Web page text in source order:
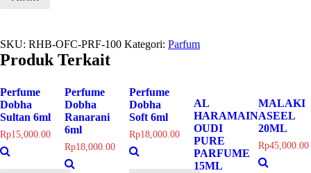
SKU: RHB-OFC-PRF-100 Kategori: Parfum
Produk Terkait
Perfume
Dobha
Sultan 6ml
Rp15,000.00
Perfume
Dobha
Ranarani
6ml
Rp18,000.00
Perfume
Dobha
Soft 6ml
Rp18,000.00
AL
HARAMAIN
OUDI
PURE
PARFUME
15ML
MALAKI
ASEEL
20ML
Rp45,000.00